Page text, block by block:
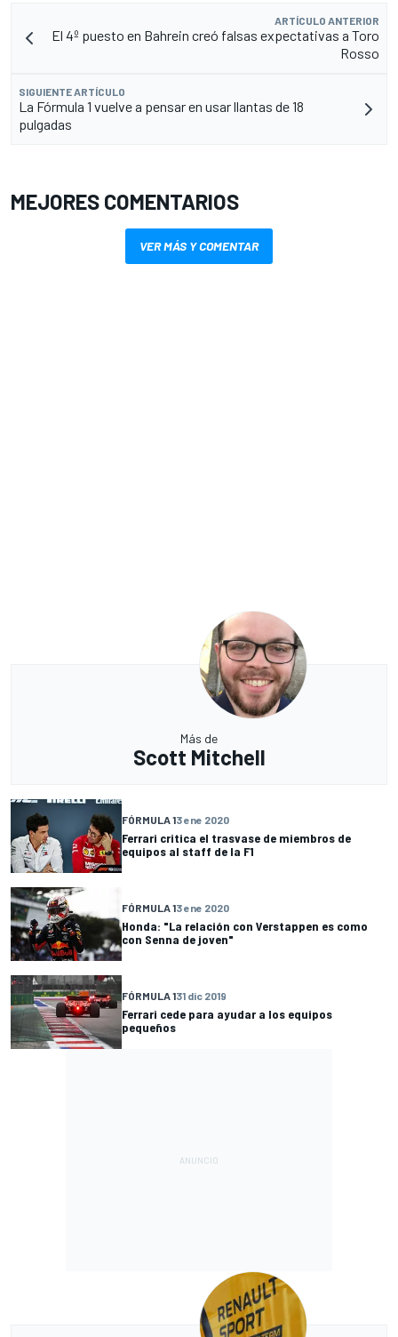
ARTÍCULO ANTERIOR
El 4º puesto en Bahrein creó falsas expectativas a Toro
Rosso
SIGUIENTE ARTÍCULO
La Fórmula 1 vuelve a pensar en usar llantas de 18
pulgadas
MEJORES COMENTARIOS
VER MÁS Y COMENTAR
Más de
Scott Mitchell
FÓRMULA 13 ene 2020
Ferrari critica el trasvase de miembros de
equipos al staff de la F1
FÓRMULA 13 ene 2020
Honda: "La relación con Verstappen es como
con Senna de joven"
FÓRMULA 131 dic 2019
Ferrari cede para ayudar a los equipos
pequeños